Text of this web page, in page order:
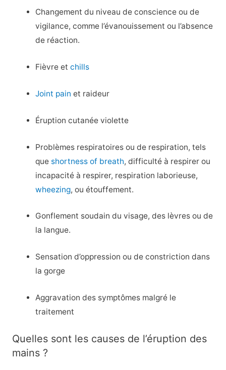
Changement du niveau de conscience ou de
vigilance, comme l’évanouissement ou l’absence
de réaction.
Fièvre etchills
Joint pain et raideur
Éruption cutanée violette
Problèmes respiratoires ou de respiration, tels
que shortness of breath, difficulté à respirer ou
incapacité à respirer, respiration laborieuse,
wheezing, ou étouffement.
Gonflement soudain du visage, des lèvres ou de
la langue.
Sensation d’oppression ou de constriction dans
la gorge
Aggravation des symptômes malgré le
traitement
Quelles sont les causes de l’éruption des
mains ?